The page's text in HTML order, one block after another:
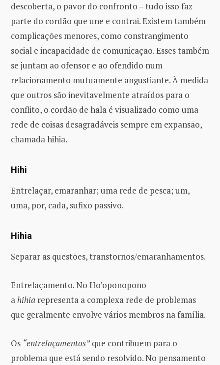
descoberta, o pavor do confronto – tudo isso faz
parte do cordão que une e contrai. Existem também
complicações menores, como constrangimento
social e incapacidade de comunicação. Esses também
se juntam ao ofensor e ao ofendido num
relacionamento mutuamente angustiante. À medida
que outros são inevitavelmente atraídos para o
conflito, o cordão de hala é visualizado como uma
rede de coisas desagradáveis sempre em expansão,
chamada hihia.
Hihi
Entrelaçar, emaranhar; uma rede de pesca; um,
uma, por, cada, sufixo passivo.
Hihia
Separar as questões, transtornos/emaranhamentos.
Entrelaçamento. No Ho’oponopono
ahihia representa a complexa rede de problemas
que geralmente envolve vários membros na família.
Os “entrelaçamentos” que contribuem para o
problema que está sendo resolvido. No pensamento